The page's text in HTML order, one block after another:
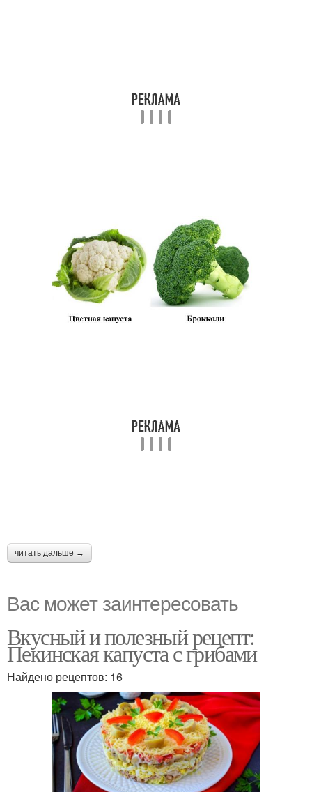
читать дальше →
Вас может заинтересовать
Вкусный и полезный рецепт:
Пекинская капуста с грибами
Найдено рецептов: 16